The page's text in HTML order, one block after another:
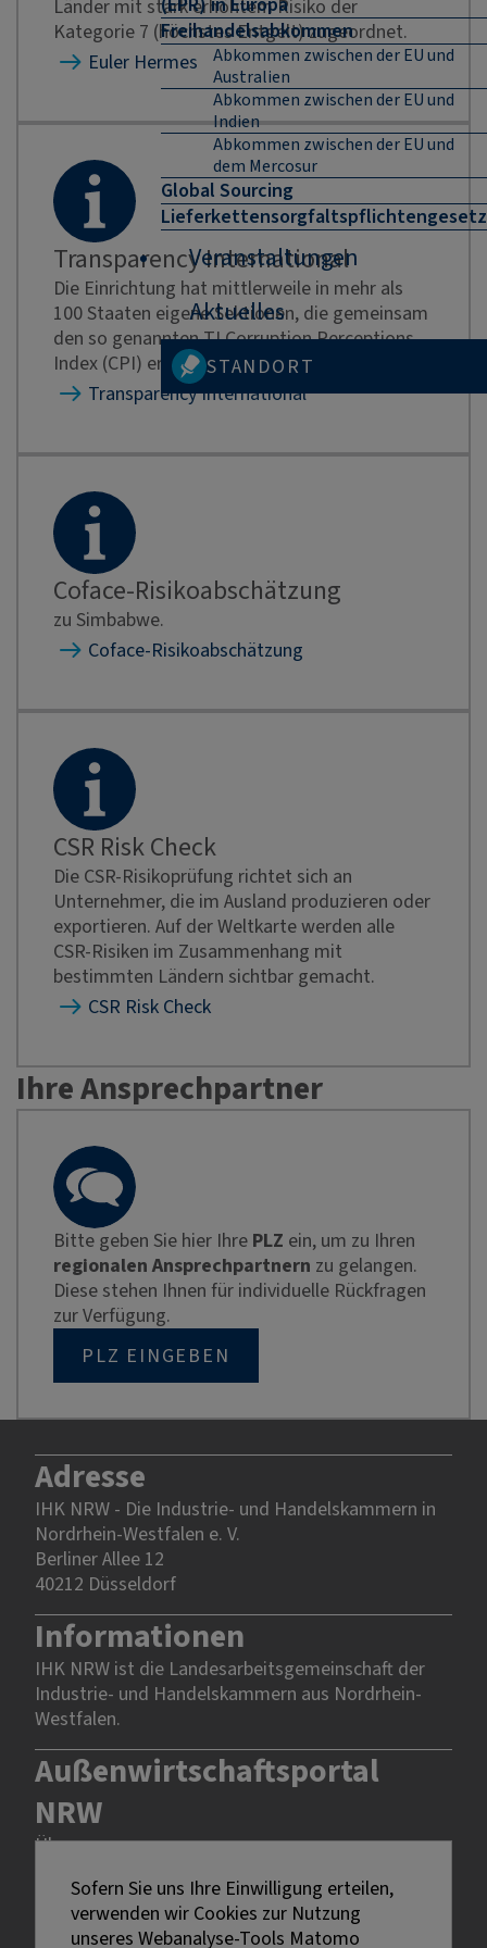
Freihandelsabkommen
Abkommen zwischen der EU und
Australien
Abkommen zwischen der EU und
Indien
Abkommen zwischen der EU und
dem Mercosur
Global Sourcing
Lieferkettensorgfaltspflichtengesetz
Veranstaltungen
Aktuelles
STANDORT
Länder mit stark erhöhtem Risiko der
Kategorie 7 (höchstes Entgelt) zugeordnet.
Euler Hermes
Transparency International
Die Einrichtung hat mittlerweile in mehr als
100 Staaten eigene Sektionen, die gemeinsam
den so genannten TI Corruption Perceptions
Index (CPI) erstellen.
Transparency International
Coface-Risikoabschätzung
zu Simbabwe.
Coface-Risikoabschätzung
CSR Risk Check
Die CSR-Risikoprüfung richtet sich an
Unternehmer, die im Ausland produzieren oder
exportieren. Auf der Weltkarte werden alle
CSR-Risiken im Zusammenhang mit
bestimmten Ländern sichtbar gemacht.
CSR Risk Check
Ihre Ansprechpartner
Bitte geben Sie hier Ihre PLZ ein, um zu Ihren
regionalen Ansprechpartnern zu gelangen.
Diese stehen Ihnen für individuelle Rückfragen
zur Verfügung.
PLZ EINGEBEN
Adresse
IHK NRW - Die Industrie- und Handelskammern in
Nordrhein-Westfalen e. V.
Berliner Allee 12
40212 Düsseldorf
Informationen
IHK NRW ist die Landesarbeitsgemeinschaft der
Industrie- und Handelskammern aus Nordrhein-
Westfalen.
Außenwirtschaftsportal
NRW
Über uns
Rechtliches
Sofern Sie uns Ihre Einwilligung erteilen,
verwenden wir Cookies zur Nutzung
unseres Webanalyse-Tools Matomo